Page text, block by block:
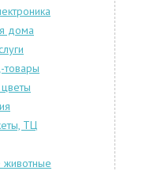
дома
товары
ТЦ